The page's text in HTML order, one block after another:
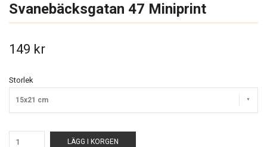
Svanebäcksgatan 47 Miniprint
149 kr
Storlek
15x21 cm
LÄGG I KORGEN